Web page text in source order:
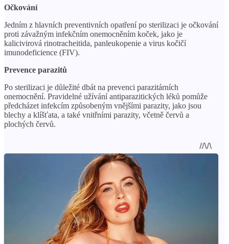
Očkování
Jedním z hlavních preventivních opatření po sterilizaci je očkování
proti závažným infekčním onemocněním koček, jako je
kalicivirová rinotracheitida, panleukopenie a virus kočičí
imunodeficience (FIV).
Prevence parazitů
Po sterilizaci je důležité dbát na prevenci parazitárních
onemocnění. Pravidelné užívání antiparazitických léků pomůže
předcházet infekcím způsobeným vnějšími parazity, jako jsou
blechy a klíšťata, a také vnitřními parazity, včetně červů a
plochých červů.